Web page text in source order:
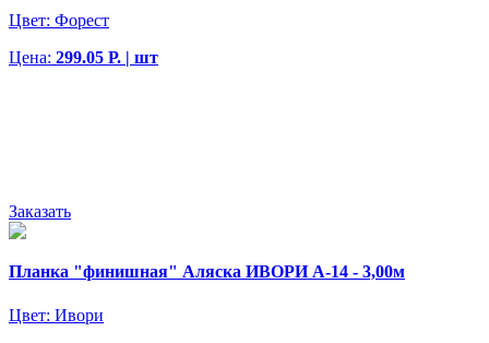
Цвет: Форест
Цена: 299.05 Р. | шт
Заказать
Планка "финишная" Аляска ИВОРИ А-14 - 3,00м
Цвет: Ивори